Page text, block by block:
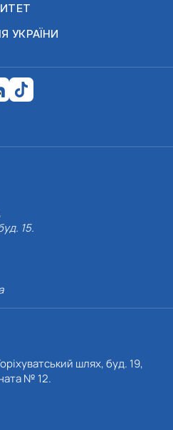
УКРАЇНИ
15.
шлях, буд. 19,
№ 12.